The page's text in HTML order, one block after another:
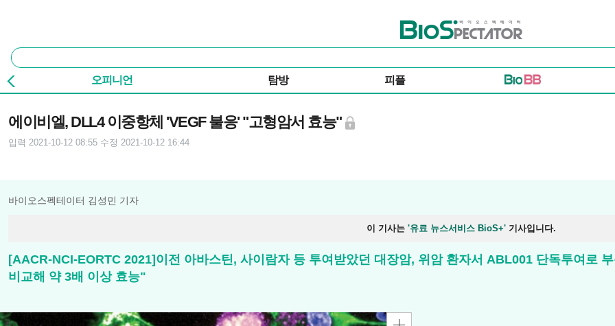
바이오스펙테이터
통
합
검
색
오피니언 탐방 피플
에이비엘, DLL4 이중항체 'VEGF 불응' "고형암서 효능"
입력 2021-10-12 08:55 수정 2021-10-12 16:44
바이오스펙테이터 김성민 기자
이 기사는 '유료 뉴스서비스 BioS+' 기사입니다.
[AACR-NCI-EORTC 2021]이전 아바스틴, 사이람자 등 투여받았던 대장암, 위암 환자서 ABL001 단독투여로
비교해 약 3배 이상 효능"